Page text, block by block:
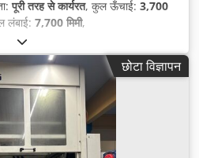
पूरी तरह से कार्यरत, कुल ऊँचाई: 3,700
लंबाई: 7,700 मिमी,
छोटा विज्ञापन